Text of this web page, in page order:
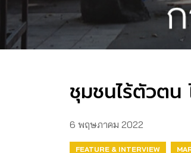
ชุมชนไร้ตัวต
6 พฤษภาคม 2022
FEATURE & INTERVIEW